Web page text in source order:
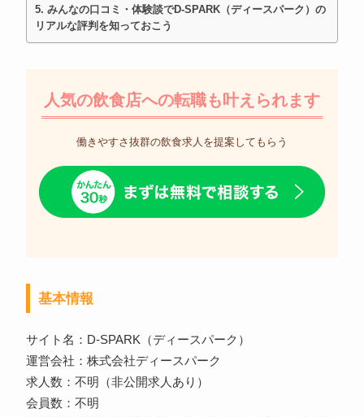
みんなの口コミ・体験談でD-SPARK（ディースパーク）の
リアルな評判を知っておこう
人気の飲食店への転職も叶えられます
働きやすさ抜群の飲食求人を提案してもらう
基本情報
サイト名：D-SPARK（ディースパーク）
運営会社：株式会社ディースパーク
求人数：不明（非公開求人あり）
会員数：不明